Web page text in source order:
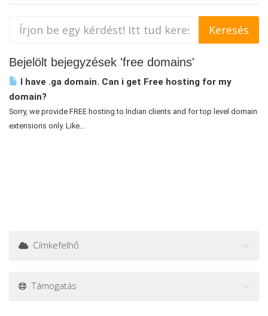
Bejelölt bejegyzések 'free domains'
I have .ga domain. Can i get Free hosting for my
domain?
Sorry, we provide FREE hosting to Indian clients and for top level domain
extensions only. Like...
Címkefelhő
Támogatás